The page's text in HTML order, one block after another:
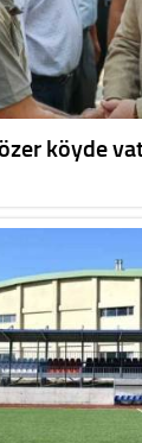
köyde